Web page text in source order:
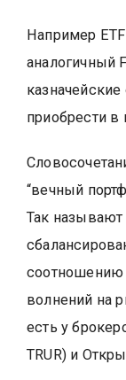
Например
аналогичный
приобрести в
“вечный
Так
соотношению
волнений на
есть у
TRUR) и